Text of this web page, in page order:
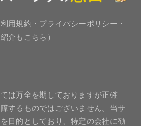
利用規約・プライバシーポリシー・
介もこちら）
は万全を期しておりますが正確
するものではございません。当サ
目的としており、特定の会社に勧